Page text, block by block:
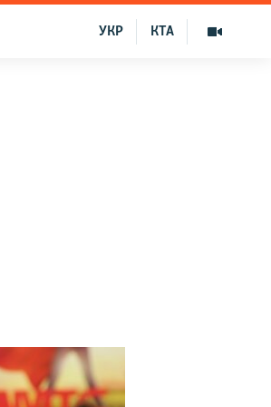
КТА
УКР